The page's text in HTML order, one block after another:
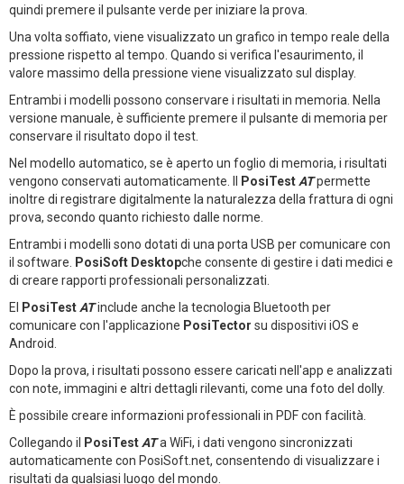
quindi premere il pulsante verde per iniziare la prova.
Una volta soffiato, viene visualizzato un grafico in tempo reale della
pressione rispetto al tempo. Quando si verifica l'esaurimento, il
valore massimo della pressione viene visualizzato sul display.
Entrambi i modelli possono conservare i risultati in memoria. Nella
versione manuale, è sufficiente premere il pulsante di memoria per
conservare il risultato dopo il test.
Nel modello automatico, se è aperto un foglio di memoria, i risultati
vengono conservati automaticamente. Il PosiTest ATpermette
inoltre di registrare digitalmente la naturalezza della frattura di ogni
prova, secondo quanto richiesto dalle norme.
Entrambi i modelli sono dotati di una porta USB per comunicare con
il software. PosiSoft Desktopche consente di gestire i dati medici e
di creare rapporti professionali personalizzati.
El PosiTest ATinclude anche la tecnologia Bluetooth per
comunicare con l'applicazione PosiTector su dispositivi iOS e
Android.
Dopo la prova, i risultati possono essere caricati nell'app e analizzati
con note, immagini e altri dettagli rilevanti, come una foto del dolly.
È possibile creare informazioni professionali in PDF con facilità.
Collegando il PosiTest ATa WiFi, i dati vengono sincronizzati
automaticamente con PosiSoft.net, consentendo di visualizzare i
risultati da qualsiasi luogo del mondo.